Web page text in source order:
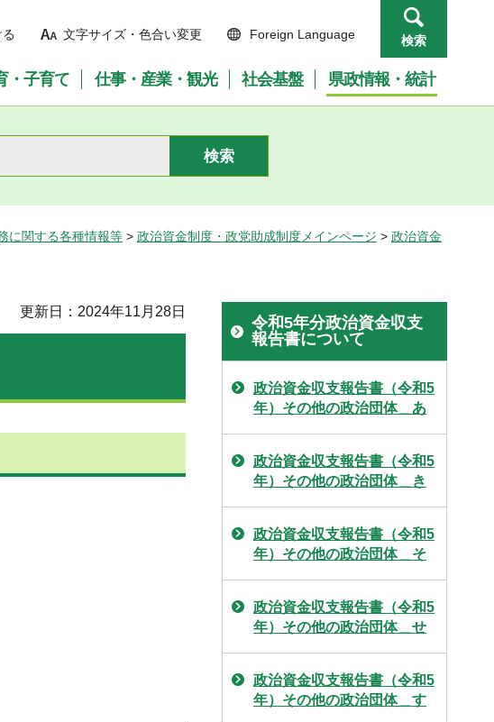
文字サイズ・色合い変更 Foreign Language 検索
・子育て 仕事・産業・観光 社会基盤 県政情報・統計
に関する各種情報等 > 政治資金制度・政党助成制度メインページ > 政治資金
更新日：2024年11月28日
令和5年分政治資金収支
報告書について
政治資金収支報告書（令和5
年）その他の政治団体＿あ
政治資金収支報告書（令和5
年）その他の政治団体＿き
政治資金収支報告書（令和5
年）その他の政治団体＿そ
政治資金収支報告書（令和5
年）その他の政治団体＿せ
政治資金収支報告書（令和5
年）その他の政治団体＿す